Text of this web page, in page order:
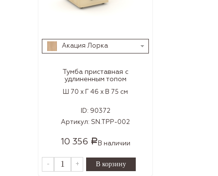
Акация Лорка
Тумба приставная с
удлиненным топом
Ш 70 x Г 46 x В 75 см
ID: 90372
Артикул: SN.TPP-002
10 356 Р В наличии
- +